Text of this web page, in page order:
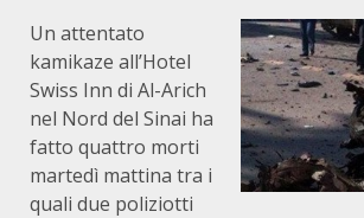
Un attentato
kamikaze all’Hotel
Swiss Inn di Al-Arich
nel Nord del Sinai ha
fatto quattro morti
martedì mattina tra i
quali due poliziotti